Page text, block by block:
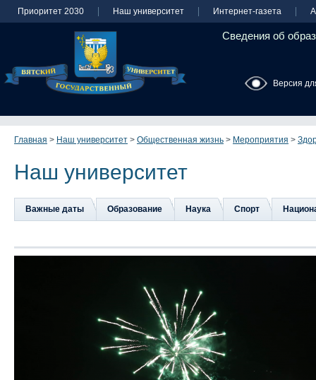
Приоритет 2030 Наш университет Интернет-газета
Сведения об
Версия
Главная > Наш университет > Общественная жизнь > Мероприятия >
Наш университет
Важные даты Образование Наука Спорт